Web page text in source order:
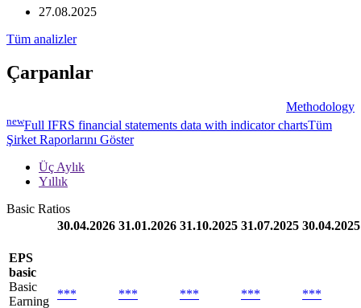
27.08.2025
Tüm analizler
Çarpanlar
Methodology
newFull IFRS financial statements data with indicator chartsTüm
Şirket Raporlarını Göster
Üç Aylık
Yıllık
Basic Ratios
30.04.2026 31.01.2026 31.10.2025 31.07.2025 30.04.2025
EPS
basic
Basic
Earning
*** *** *** *** ***